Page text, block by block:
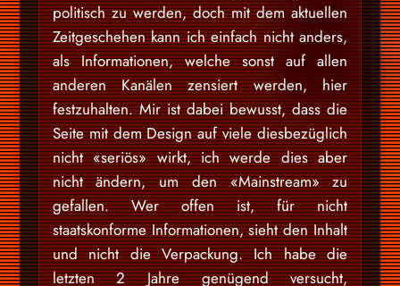
politisch zu werden, doch mit dem aktuellen
Zeitgeschehen kann ich einfach nicht anders,
als Informationen, welche sonst auf allen
anderen Kanälen zensiert werden, hier
festzuhalten. Mir ist dabei bewusst, dass die
Seite mit dem Design auf viele diesbezüglich
nicht «seriös» wirkt, ich werde dies aber
nicht ändern, um den «Mainstream» zu
gefallen. Wer offen ist, für nicht
staatskonforme Informationen, sieht den Inhalt
und nicht die Verpackung. Ich habe die
letzten 2 Jahre genügend versucht,